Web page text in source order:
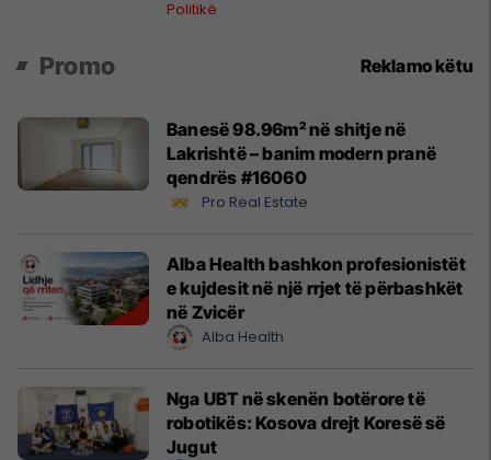
Politikë
Promo Reklamo këtu
Banesë 98.96m² në shitje në
Lakrishtë – banim modern pranë
qendrës #16060
Pro Real Estate
Alba Health bashkon profesionistët
e kujdesit në një rrjet të përbashkët
në Zvicër
Alba Health
Nga UBT në skenën botërore të
robotikës: Kosova drejt Koresë së
Jugut